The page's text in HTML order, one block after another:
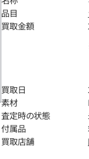
品目
買取金額
買取日
素材
査定時の状態
付属品
買取店舗